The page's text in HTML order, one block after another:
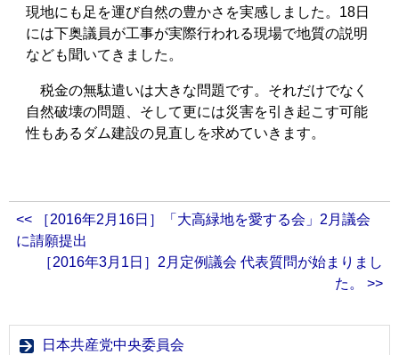
現地にも足を運び自然の豊かさを実感しました。18日
には下奥議員が工事が実際行われる現場で地質の説明
なども聞いてきました。
税金の無駄遣いは大きな問題です。それだけでなく
自然破壊の問題、そして更には災害を引き起こす可能
性もあるダム建設の見直しを求めていきます。
<< ［2016年2月16日］「大高緑地を愛する会」2月議会
に請願提出
［2016年3月1日］2月定例議会 代表質問が始まりまし
た。 >>
日本共産党中央委員会